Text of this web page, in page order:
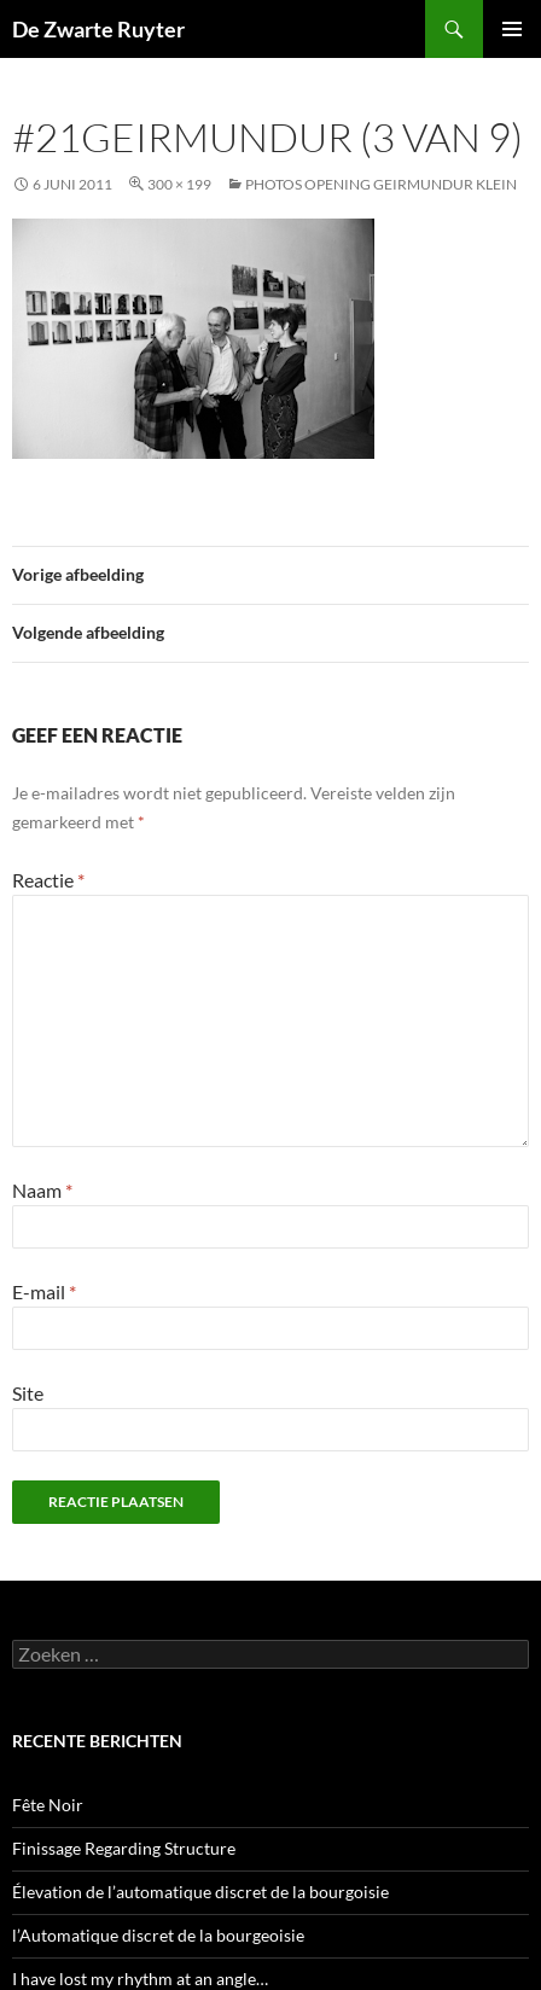
naar
De Zwarte Ruyter
#21GEIRMUNDUR (3 VAN 9)
6 JUNI 2011 300 × 199 PHOTOS OPENING GEIRMUNDUR KLEIN
Vorige afbeelding
Volgende afbeelding
GEEF EEN REACTIE
Je e-mailadres wordt niet gepubliceerd. Vereiste velden zijn
gemarkeerd met *
Reactie *
Naam *
E-mail *
Site
Zoeken
naar:
RECENTE BERICHTEN
Fête Noir
Finissage Regarding Structure
Élevation de l’automatique discret de la bourgoisie
l’Automatique discret de la bourgeoisie
I have lost my rhythm at an angle…